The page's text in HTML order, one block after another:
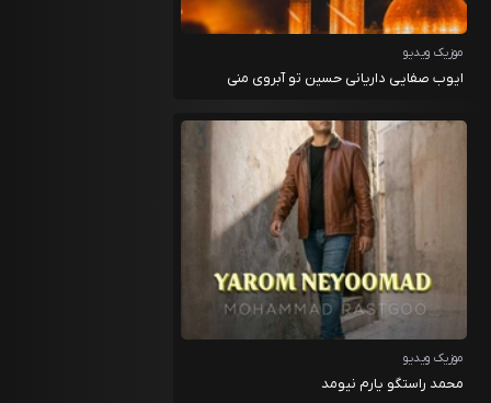
موزیک ویدیو
ایوب صفایی داریانی حسین تو آبروی منی
موزیک ویدیو
محمد راستگو یارم نیومد